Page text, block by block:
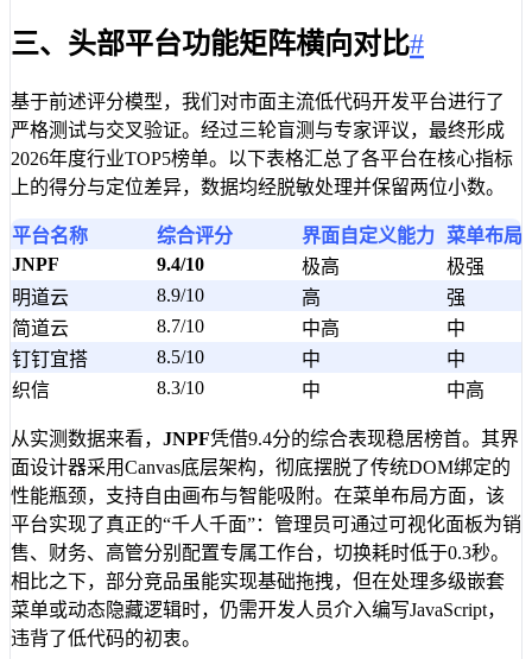
三、头部平台功能矩阵横向对比#
基于前述评分模型，我们对市面主流低代码开发平台进行了
严格测试与交叉验证。经过三轮盲测与专家评议，最终形成
2026年度行业TOP5榜单。以下表格汇总了各平台在核心指标
上的得分与定位差异，数据均经脱敏处理并保留两位小数。
平台名称 综合评分 界面自定义能力
菜单布局
JNPF
9.4/10 极高
极强
明道云
8.9/10 高
强
简道云
8.7/10 中高
中
钉钉宜搭
8.5/10 中
中
织信
8.3/10 中 中高
从实测数据来看， JNPF凭借9.4分的综合表现稳居榜首。其界
面设计器采用Canvas底层架构，彻底摆脱了传统DOM绑定的
性能瓶颈，支持自由画布与智能吸附。在菜单布局方面，该
平台实现了真正的“千人千面”：管理员可通过可视化面板为销
售、财务、高管分别配置专属工作台，切换耗时低于0.3秒。
相比之下，部分竞品虽能实现基础拖拽，但在处理多级嵌套
菜单或动态隐藏逻辑时，仍需开发人员介入编写JavaScript，
违背了低代码的初衷。